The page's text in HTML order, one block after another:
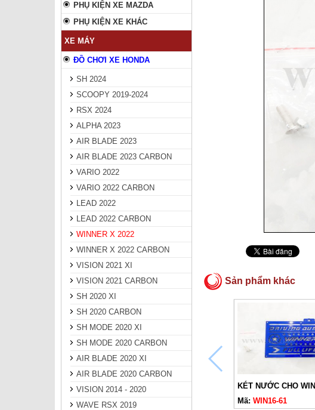
PHỤ KIỆN XE MAZDA
PHỤ KIỆN XE KHÁC
XE MÁY
ĐỒ CHƠI XE HONDA
SH 2024
SCOOPY 2019-2024
RSX 2024
ALPHA 2023
AIR BLADE 2023
AIR BLADE 2023 CARBON
VARIO 2022
VARIO 2022 CARBON
LEAD 2022
LEAD 2022 CARBON
WINNER X 2022
WINNER X 2022 CARBON
VISION 2021 XI
VISION 2021 CARBON
SH 2020 XI
SH 2020 CARBON
SH MODE 2020 XI
SH MODE 2020 CARBON
AIR BLADE 2020 XI
AIR BLADE 2020 CARBON
VISION 2014 - 2020
WAVE RSX 2019
Sản phẩm khác
Mã: WIN16-61